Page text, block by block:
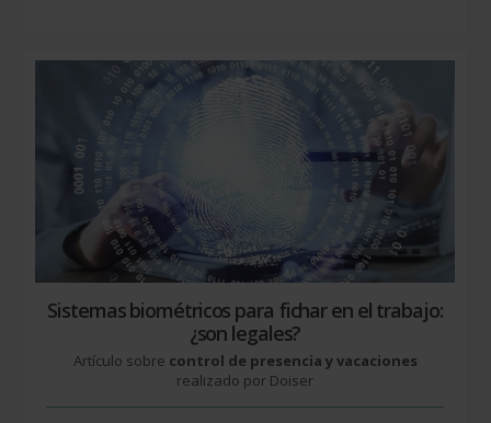
Sistemas biométricos para fichar en el trabajo:
¿son legales?
Artículo sobre control de presencia y vacaciones
realizado por Doiser